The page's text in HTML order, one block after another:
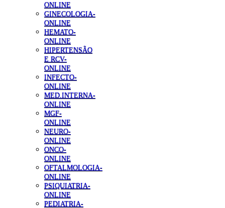
ONLINE
GINECOLOGIA-
ONLINE
HEMATO-
ONLINE
HIPERTENSÃO
E RCV-
ONLINE
INFECTO-
ONLINE
MED.INTERNA-
ONLINE
MGF-
ONLINE
NEURO-
ONLINE
ONCO-
ONLINE
OFTALMOLOGIA-
ONLINE
PSIQUIATRIA-
ONLINE
PEDIATRIA-